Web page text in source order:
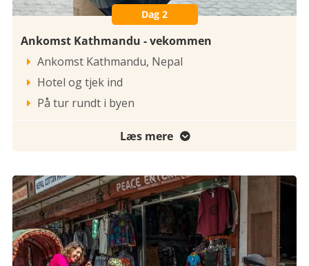
Dag 2
Ankomst Kathmandu - vekommen
 Ankomst Kathmandu, Nepal
 Hotel og tjek ind
 På tur rundt i byen
Læs mere 